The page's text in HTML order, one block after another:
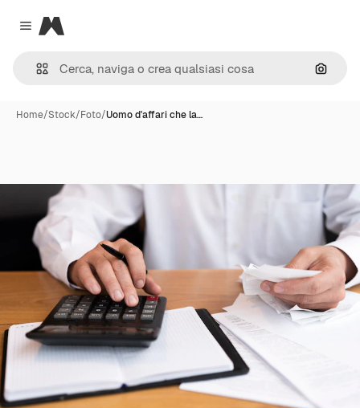
Close menu
Magnific
Cerca
Home/Stock/Foto/Uomo d'affari che la…